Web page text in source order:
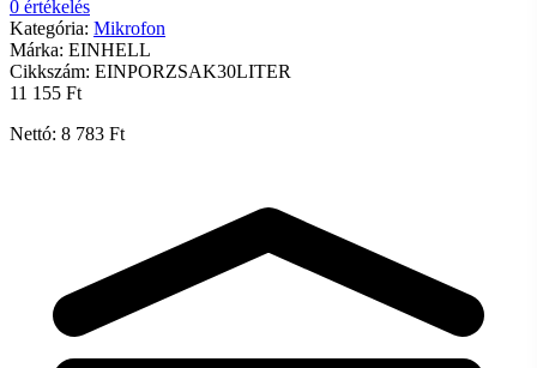
0 értékelés
Kategória: Mikrofon
Márka: EINHELL
Cikkszám: EINPORZSAK30LITER
11 155 Ft
Nettó: 8 783 Ft